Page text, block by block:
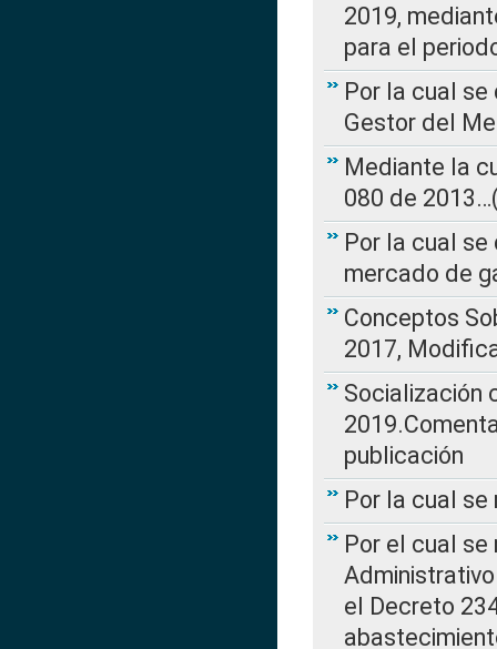
2019,
para el
Por la cual
Gestor del
Mediante la
080 de
Por la cual
mercado de
Conceptos
2017,
Socialización
publicación
Por la cual se
Por el cual
el Decreto